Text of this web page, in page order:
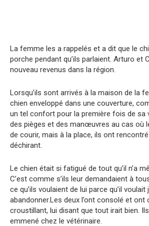
La femme les a rappelés et a dit que le
porche pendant qu’ils parlaient. Arturo et
nouveau revenus dans la région.
Lorsqu’ils sont arrivés à la maison de la
chien enveloppé dans une couverture,
un tel confort pour la première fois de sa
des pièges et des manœuvres au cas où
de courir, mais à la place, ils ont
déchirant.
Le chien était si fatigué de tout qu’il n’a
C’est comme s’ils leur demandaient à
ce qu’ils voulaient de lui parce qu’il voulait
abandonner.Les deux l’ont consolé et ont
croustillant, lui disant que tout irait bien.
emmené chez le vétérinaire.